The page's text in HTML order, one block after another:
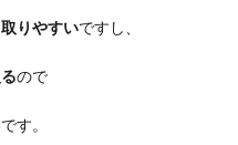
りやすいですし、
ので
す。